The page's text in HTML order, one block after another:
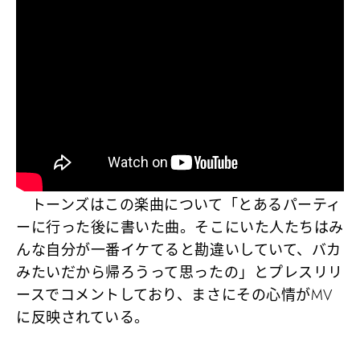
トーンズはこの楽曲について「とあるパーティ
ーに行った後に書いた曲。そこにいた人たちはみ
んな自分が一番イケてると勘違いしていて、バカ
みたいだから帰ろうって思ったの」とプレスリリ
ースでコメントしており、まさにその心情がMV
に反映されている。